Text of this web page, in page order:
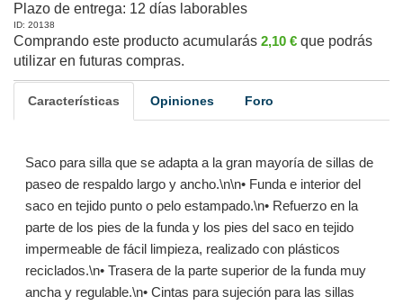
Plazo de entrega: 12 días laborables
ID: 20138
Comprando este producto acumularás 2,10 € que podrás
utilizar en futuras compras.
Características Opiniones Foro
Saco para silla que se adapta a la gran mayoría de sillas de
paseo de respaldo largo y ancho.\n\n• Funda e interior del
saco en tejido punto o pelo estampado.\n• Refuerzo en la
parte de los pies de la funda y los pies del saco en tejido
impermeable de fácil limpieza, realizado con plásticos
reciclados.\n• Trasera de la parte superior de la funda muy
ancha y regulable.\n• Cintas para sujeción para las sillas